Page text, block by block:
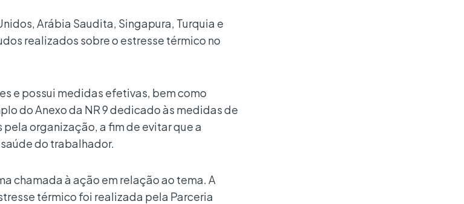
Arábia Saudita, Singapura, Turquia e
realizados sobre o estresse térmico no
e possui medidas efetivas, bem como
do Anexo da NR 9 dedicado às medidas de
organização, a fim de evitar que a
do trabalhador.
chamada à ação em relação ao tema. A
térmico foi realizada pela Parceria